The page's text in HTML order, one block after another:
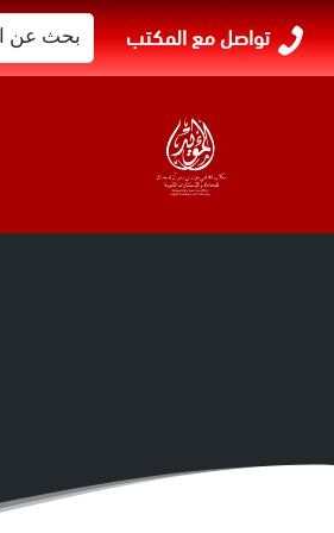
تواصل مع المكتب
البحث
عن: